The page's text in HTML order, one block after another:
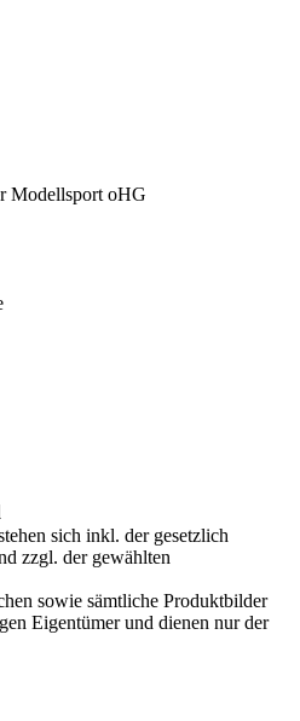
Modellsport oHG
sich inkl. der gesetzlich
zzgl. der gewählten
sowie sämtliche Produktbilder
Eigentümer und dienen nur der